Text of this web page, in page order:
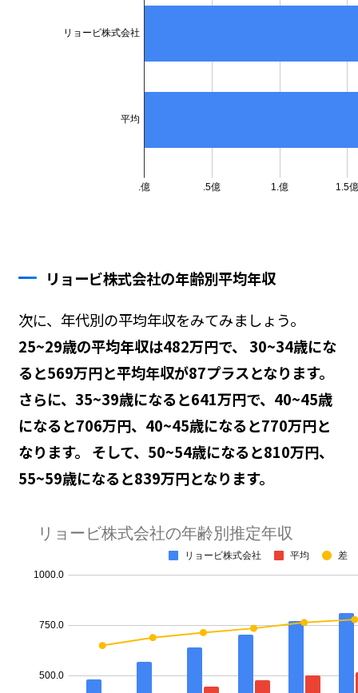
リョービ株式会社の年齢別平均年収
次に、年代別の平均年収をみてみましょう。
25~29歳の平均年収は482万円で、 30~34歳にな
ると569万円と平均年収が87プラスとなります。
さらに、35~39歳になると641万円で、40~45歳
になると706万円、40~45歳になると770万円と
なります。 そして、50~54歳になると810万円、
55~59歳になると839万円となります。